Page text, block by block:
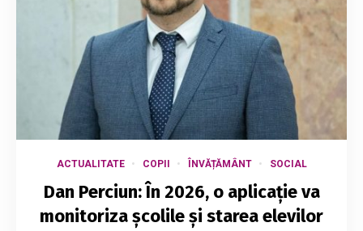
ACTUALITATE COPII ÎNVĂȚĂMÂNT SOCIAL
Dan Perciun: În 2026, o aplicație va
monitoriza școlile și starea elevilor